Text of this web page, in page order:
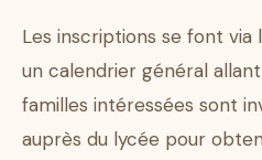
Les inscriptions se font
un calendrier général
familles intéressées sont
auprès du lycée pour